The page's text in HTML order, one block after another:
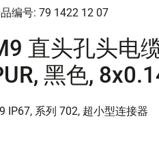
编号: 79 1422 12 07
直头孔头电
黑色,
IP67, 系列 702, 超小型连接器